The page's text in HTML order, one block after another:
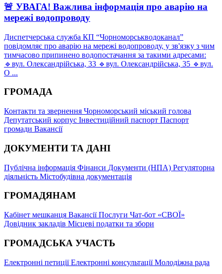
🚨 УВАГА! Важлива інформація про аварію на
мережі водопроводу
Диспетчерська служба КП “Чорноморськводоканал”
повідомляє про аварію на мережі водопроводу, у зв'язку з чим
тимчасово припинено водопостачання за такими адресами:
🔹вул. Олександрійська, 33 🔹вул. Олександрійська, 35 🔹вул.
О ...
ГРОМАДА
Контакти та звернення Чорноморський міський голова
Депутатський корпус Інвестиційний паспорт Паспорт
громади Вакансії
ДОКУМЕНТИ ТА ДАНІ
Публічна інформація Фінанси Документи (НПА) Регуляторна
діяльність Містобудівна документація
ГРОМАДЯНАМ
Кабінет мешканця ВакансіїПослуги Чат-бот «СВОЇ»
Довідник закладів Місцеві податки та збори
ГРОМАДСЬКА УЧАСТЬ
Електронні петиціїЕлектронні консультаціїМолодіжна рада